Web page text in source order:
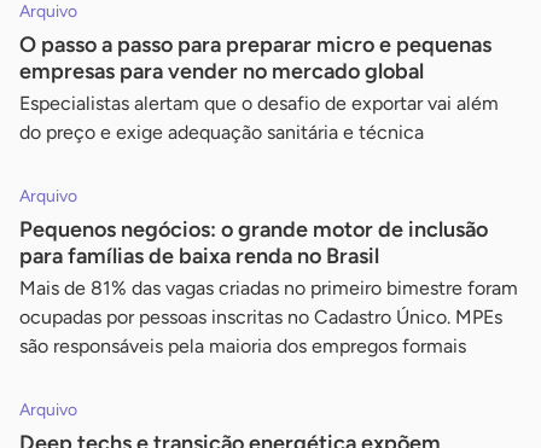
Arquivo
O passo a passo para preparar micro e pequenas
empresas para vender no mercado global
Especialistas alertam que o desafio de exportar vai além
do preço e exige adequação sanitária e técnica
Arquivo
Pequenos negócios: o grande motor de inclusão
para famílias de baixa renda no Brasil
Mais de 81% das vagas criadas no primeiro bimestre foram
ocupadas por pessoas inscritas no Cadastro Único. MPEs
são responsáveis pela maioria dos empregos formais
Arquivo